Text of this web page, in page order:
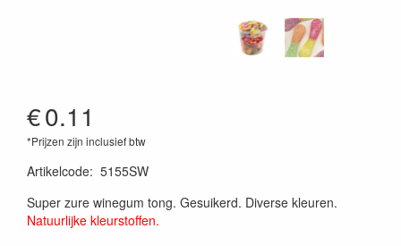
€0.11
*Prijzen zijn inclusief btw
Artikelcode: 5155SW
Super zure winegum tong. Gesuikerd. Diverse kleuren.
Natuurlijke kleurstoffen.